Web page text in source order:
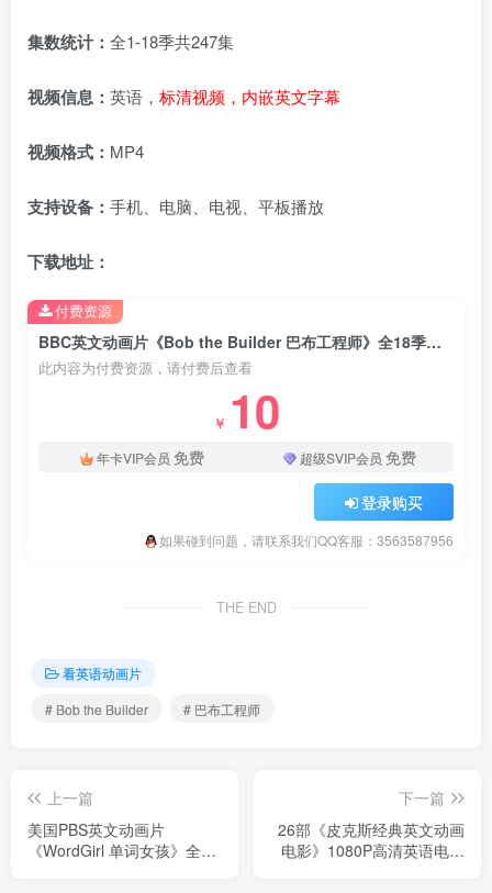
集数统计： 全1-18季共247集
视频信息： 英语， 标清视频，内嵌英文字幕
视频格式： MP4
支持设备： 手机、电脑、电视、平板播放
下载地址：
BBC英文动画片《Bob the Builder 巴布工程师》全18季共247集，标清视频带英文字幕，百度云网盘下载！
此内容为付费资源，请付费后查看
￥ 10
年卡VIP会员 免费 超级SVIP会员 免费
登录购买
如果碰到问题，请联系我们QQ客服：3563587956
付费资源
THE END
看英语动画片
# Bob the Builder
# 巴布工程师
上一篇
美国PBS英文动画片
《WordGirl 单词女孩》全8
下一篇
26部《皮克斯经典英文动画
电影》1080P高清英语电影